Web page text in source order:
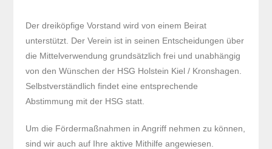
Der dreiköpfige Vorstand wird von einem Beirat
unterstützt. Der Verein ist in seinen Entscheidungen über
die Mittelverwendung grundsätzlich frei und unabhängig
von den Wünschen der HSG Holstein Kiel / Kronshagen.
Selbstverständlich findet eine entsprechende
Abstimmung mit der HSG statt.
Um die Fördermaßnahmen in Angriff nehmen zu können,
sind wir auch auf Ihre aktive Mithilfe angewiesen.